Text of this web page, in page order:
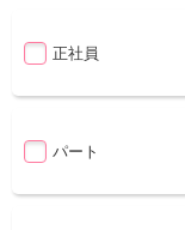
正社員
パート